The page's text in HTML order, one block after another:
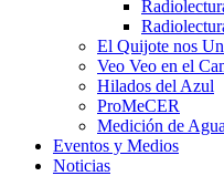
El Quijote nos
Veo Veo en el
Hilados del Azul
ProMeCER
Medición de Agua
Eventos y Medios
Noticias